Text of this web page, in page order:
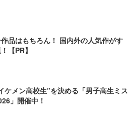
品はもちろん！ 国内外の人気作がす
【PR】
ケメン高校生”を決める「男子高生ミス
」開催中！